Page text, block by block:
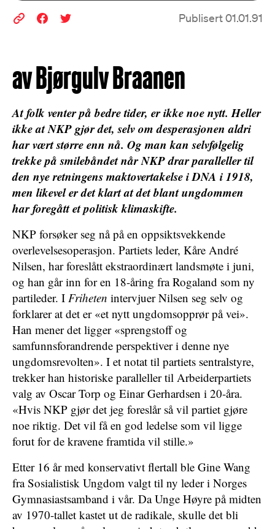
Publisert 01.01.91
av Bjørgulv Braanen
At folk venter på bedre tider, er ikke noe nytt. Heller
ikke at NKP gjør det, selv om desperasjonen aldri
har vært større enn nå. Og man kan selvfølgelig
trekke på smilebåndet når NKP drar paralleller til
den nye retningens maktovertakelse i DNA i 1918,
men likevel er det klart at det blant ungdommen
har foregått et politisk klimaskifte.
NKP forsøker seg nå på en oppsiktsvekkende
overlevelsesoperasjon. Partiets leder, Kåre André
Nilsen, har foreslått ekstraordinært landsmøte i juni,
og han går inn for en 18-åring fra Rogaland som ny
partileder. I Friheten intervjuer Nilsen seg selv og
forklarer at det er «et nytt ungdomsopprør på vei».
Han mener det ligger «sprengstoff og
samfunnsforandrende perspektiver i denne nye
ungdomsrevolten». I et notat til partiets sentralstyre,
trekker han historiske paralleller til Arbeiderpartiets
valg av Oscar Torp og Einar Gerhardsen i 20-åra.
«Hvis NKP gjør det jeg foreslår så vil partiet gjøre
noe riktig. Det vil få en god ledelse som vil ligge
forut for de kravene framtida vil stille.»
Etter 16 år med konservativt flertall ble Gine Wang
fra Sosialistisk Ungdom valgt til ny leder i Norges
Gymnasiastsamband i vår. Da Unge Høyre på midten
av 1970-tallet kastet ut de radikale, skulle det bli